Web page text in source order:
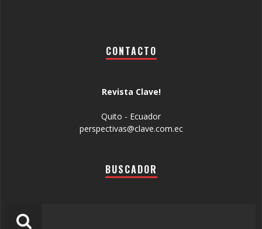
CONTACTO
Revista Clave!
Quito - Ecuador
perspectivas@clave.com.ec
BUSCADOR